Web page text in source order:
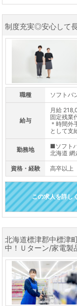
制度充実◎安心して
職種 ソフトバ
給与
月給
固定残業
＊時間外
として支
勤務地
■ソフト
北海道 網
資格・経験 高卒以上
この求人を詳し
北海道標津郡中標津
中！Ｕターン/家電製